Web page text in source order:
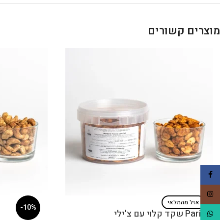
מוצרים קשורים
אזל מהמלאי
Pariani שקד קלוי עם צ'ילי -10%
Instagram
WhatsApp